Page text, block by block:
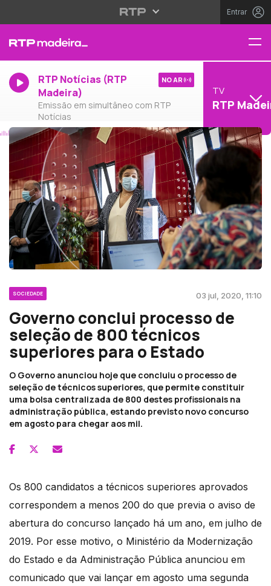
Entrar
RTP Notícias (RTP
Madeira)
Emissão em simultâneo com RTP
Notícias
NO AR
TV
RTP
SOCIEDADE 03 jul, 2020, 11:10
Governo conclui processo de
seleção de 800 técnicos
superiores para o Estado
O Governo anunciou hoje que concluiu o processo de
seleção de técnicos superiores, que permite constituir
uma bolsa centralizada de 800 destes profissionais na
administração pública, estando previsto novo concurso
em agosto para chegar aos mil.
Os 800 candidatos a técnicos superiores aprovados
correspondem a menos 200 do que previa o aviso de
abertura do concurso lançado há um ano, em julho de
2019. Por esse motivo, o Ministério da Modernização
do Estado e da Administração Pública anunciou em
comunicado que vai lançar em agosto uma segunda